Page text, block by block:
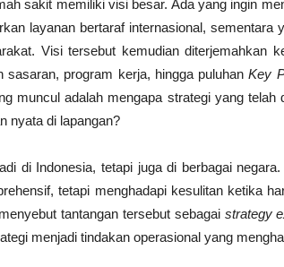
sakit memiliki visi besar. Ada yang ingin
layanan bertaraf internasional, sementara
Visi tersebut kemudian diterjemahkan
sasaran, program kerja, hingga puluhanKey
muncul adalah mengapa strategi yang telah
nyata di lapangan?
di Indonesia, tetapi juga di berbagai
tetapi menghadapi kesulitan ketika
tantangan tersebut sebagai strategy
menjadi tindakan operasional yang